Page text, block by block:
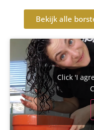
Bekijk alle
Click 'I